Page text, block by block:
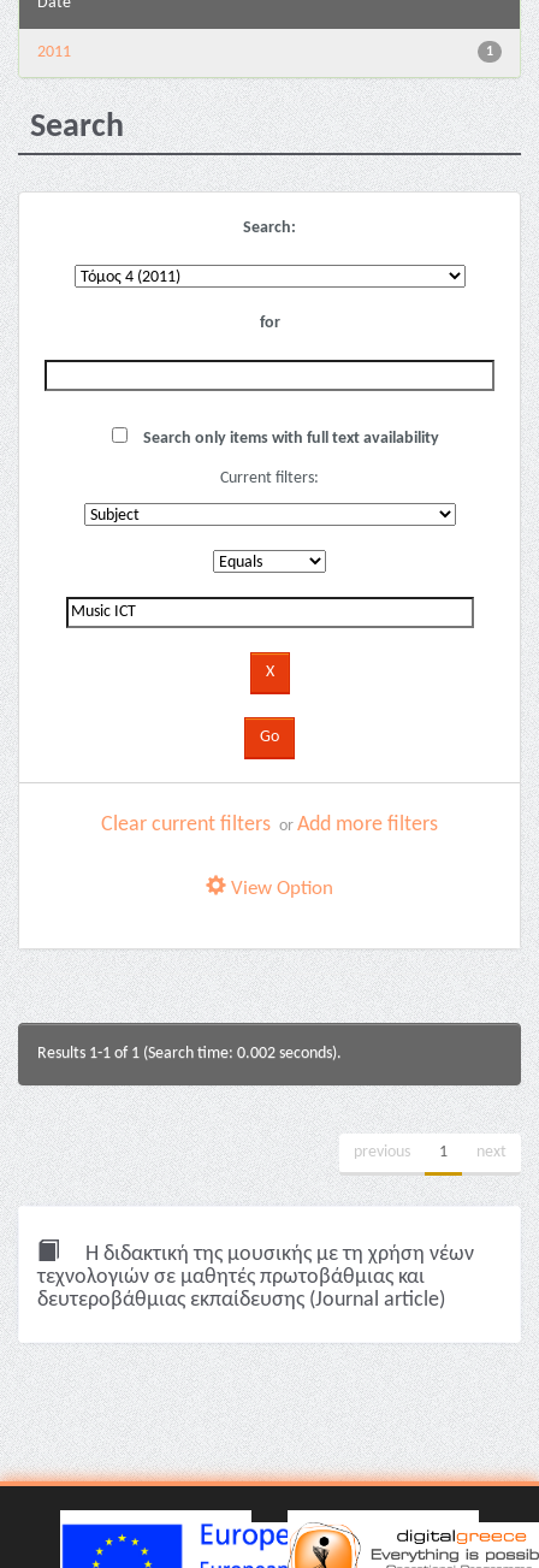
1
2011
Search
Search:
for
Search only items with full text availability
Current filters:
Clear current filters or Add more filters
View Option
Results 1-1 of 1 (Search time: 0.002 seconds).
previous 1 next
Η διδακτική της μουσικής με τη χρήση νέων
τεχνολογιών σε μαθητές πρωτοβάθμιας και
δευτεροβάθμιας εκπαίδευσης (Journal article)